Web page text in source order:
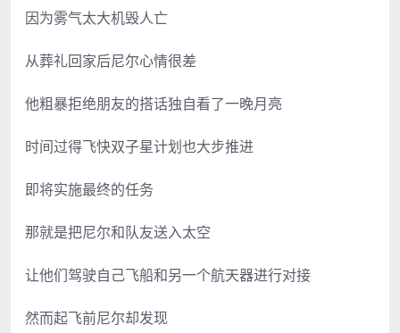
因为雾气太大机毁人亡
从葬礼回家后尼尔心情很差
他粗暴拒绝朋友的搭话独自看了一晚月亮
时间过得飞快双子星计划也大步推进
即将实施最终的任务
那就是把尼尔和队友送入太空
让他们驾驶自己飞船和另一个航天器进行对接
然而起飞前尼尔却发现